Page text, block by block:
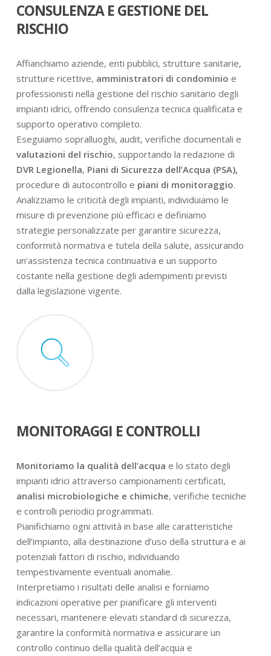
CONSULENZA E GESTIONE DEL
RISCHIO
Affianchiamo aziende, enti pubblici, strutture sanitarie,
strutture ricettive, amministratori di condominio e
professionisti nella gestione del rischio sanitario degli
impianti idrici, offrendo consulenza tecnica qualificata e
supporto operativo completo.
Eseguiamo sopralluoghi, audit, verifiche documentali e
valutazioni del rischio, supportando la redazione di
DVR Legionella, Piani di Sicurezza dell’Acqua (PSA),
procedure di autocontrollo e piani di monitoraggio.
Analizziamo le criticità degli impianti, individuiamo le
misure di prevenzione più efficaci e definiamo
strategie personalizzate per garantire sicurezza,
conformità normativa e tutela della salute, assicurando
un’assistenza tecnica continuativa e un supporto
costante nella gestione degli adempimenti previsti
dalla legislazione vigente.
MONITORAGGI E CONTROLLI
Monitoriamo la qualità dell’acqua e lo stato degli
impianti idrici attraverso campionamenti certificati,
analisi microbiologiche e chimiche, verifiche tecniche
e controlli periodici programmati.
Pianifichiamo ogni attività in base alle caratteristiche
dell’impianto, alla destinazione d’uso della struttura e ai
potenziali fattori di rischio, individuando
tempestivamente eventuali anomalie.
Interpretiamo i risultati delle analisi e forniamo
indicazioni operative per pianificare gli interventi
necessari, mantenere elevati standard di sicurezza,
garantire la conformità normativa e assicurare un
controllo continuo della qualità dell’acqua e